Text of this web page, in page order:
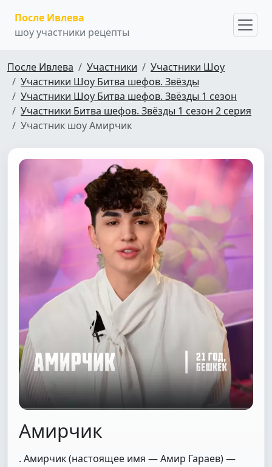
После Ивлева
шоу участники рецепты
После Ивлева Участники
Участники Шоу
Участники Шоу Битва шефов. Звёзды
Участники Шоу Битва шефов. Звёзды 1 сезон
Участники Битва шефов. Звёзды 1 сезон 2 серия
Участник шоу Амирчик
Амирчик
. Амирчик (настоящее имя — Амир Гараев) —